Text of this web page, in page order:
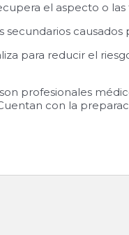
el aspecto o
secundarios
para reducir el
profesionales
con la